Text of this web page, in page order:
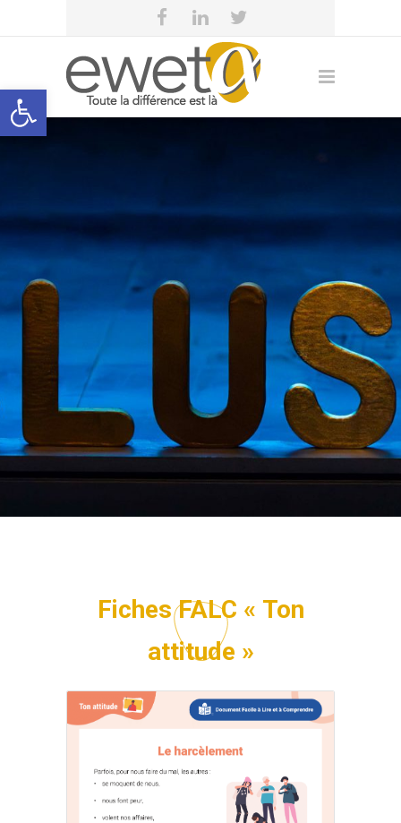
Open toolbar
Fiches FALC « Ton
attitude »
Fiches FALC « Ton
attitude »